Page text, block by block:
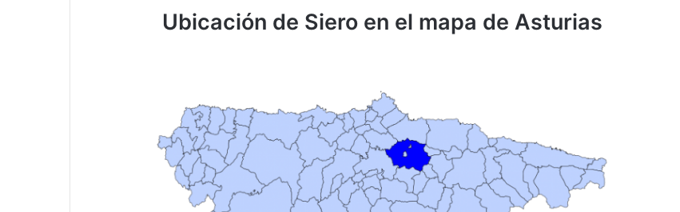
Ubicación de Siero en el mapa de Asturias